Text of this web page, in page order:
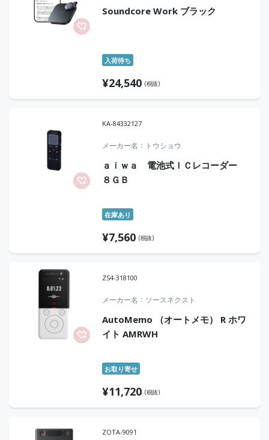
Soundcore Work ブラック
入荷待ち
¥24,540 (税抜)
KA-84332127
メーカー名 トウショウ
ａｉｗａ 電池式ＩＣレコーダー
８ＧＢ
在庫あり
¥7,560 (税抜)
ZS4-318100
メーカー名 ソースネクスト
AutoMemo （オートメモ） R ホワ
イト AMRWH
お取り寄せ
¥11,720 (税抜)
ZOTA-9091